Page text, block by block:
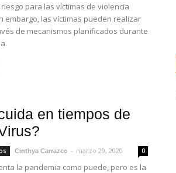
para las víctimas de violencia
embargo, las víctimas pueden realizar
de mecanismos planificados durante
en tiempos de
Cinthya Carrazco - marzo 29, 2020 0
la pandemia como puede, pero es la